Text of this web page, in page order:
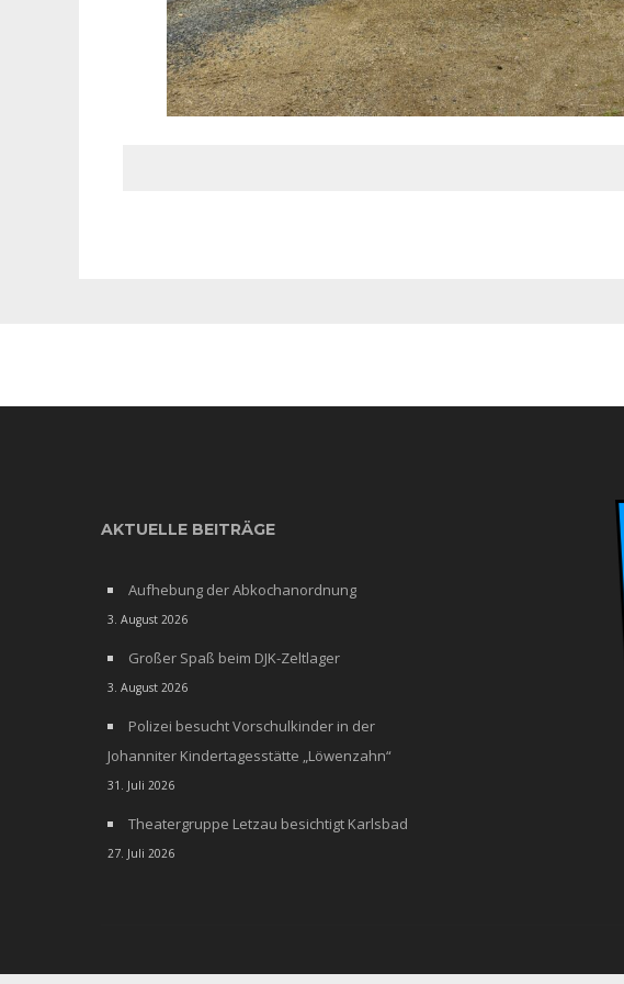
AKTUELLE BEITRÄGE
Aufhebung der Abkochanordnung
3. August 2026
Großer Spaß beim DJK-Zeltlager
3. August 2026
Polizei besucht Vorschulkinder in der
Johanniter Kindertagesstätte „Löwenzahn“
31. Juli 2026
Theatergruppe Letzau besichtigt Karlsbad
27. Juli 2026